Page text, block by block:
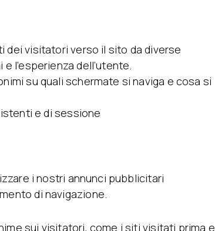
dei visitatori verso il sito da diverse
l’esperienza dell’utente.
su quali schermate si naviga e cosa si
e di sessione
i nostri annunci pubblicitari
di navigazione.
sui visitatori, come i siti visitati prima e